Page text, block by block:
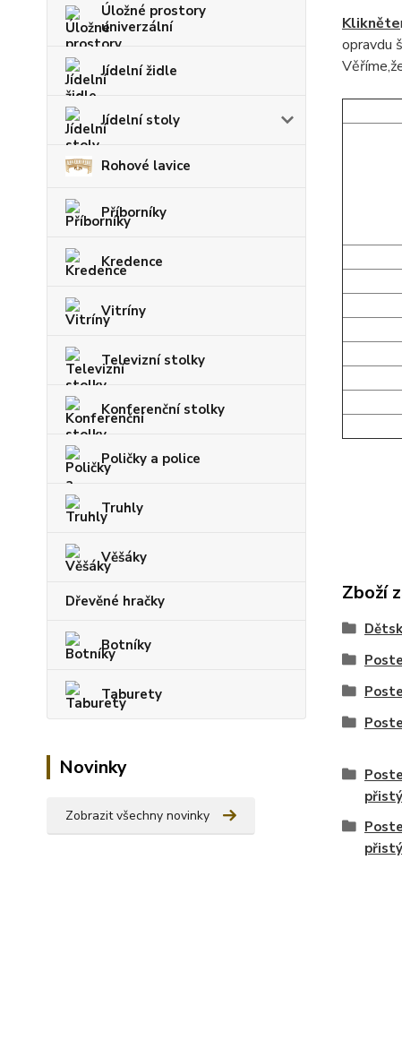
Úložné prostory
univerzální
Jídelní židle
Jídelní stoly
Rohové lavice
Příborníky
Kredence
Vitríny
Televizní stolky
Konferenční stolky
Poličky a police
Truhly
Věšáky
Dřevěné hračky
Botníky
Taburety
Novinky
Zobrazit všechny novinky
Klikněte
opravdu
Zboží